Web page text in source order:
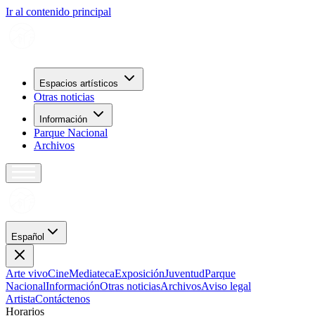
Ir al contenido principal
Espacios artísticos
Otras noticias
Información
Parque Nacional
Archivos
Español
Arte vivoCineMediatecaExposiciónJuventudParque
NacionalInformaciónOtras noticiasArchivosAviso legal
ArtistaContáctenos
Horarios